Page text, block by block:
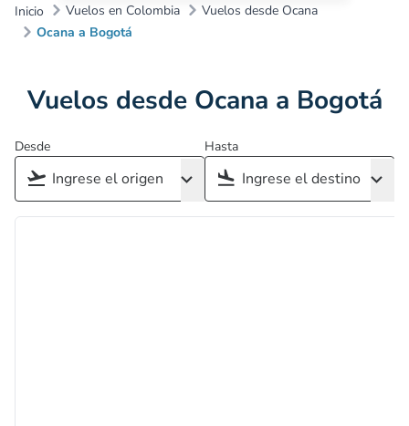
Inicio Vuelos en Colombia
Vuelos desde Ocana
Ocana a Bogotá
Vuelos desde Ocana a Bogotá
Desde Hasta